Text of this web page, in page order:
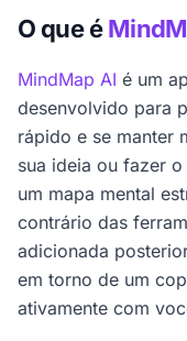
O que é
MindMap AI é um
desenvolvido para
rápido e se manter
sua ideia ou fazer
um mapa mental
contrário das
adicionada
em torno de um
ativamente com